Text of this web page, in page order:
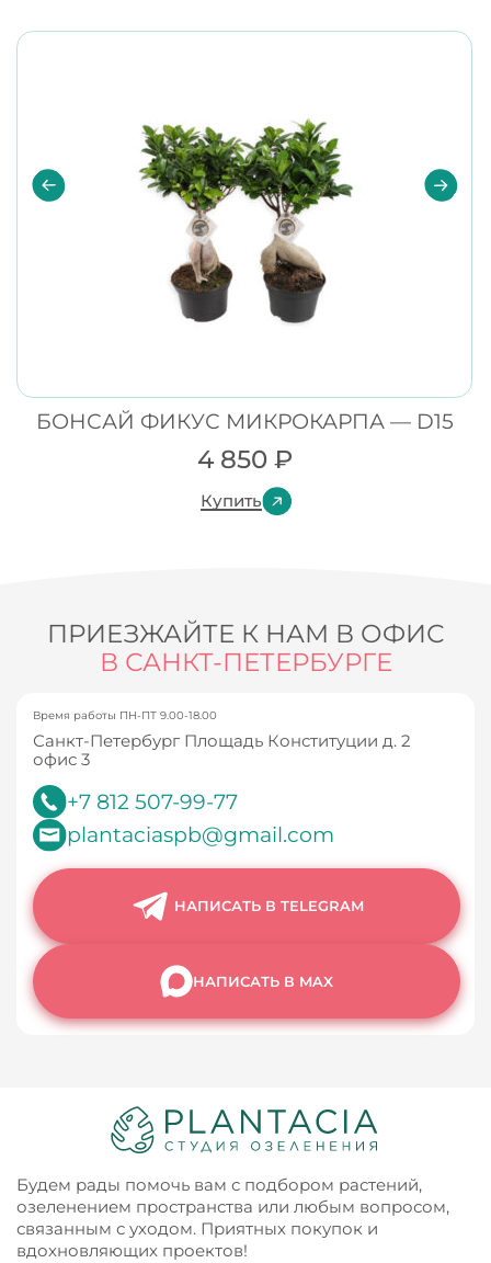
БОНСАЙ ФИКУС МИКРОКАРПА — D15
4 850 ₽
Купить
ПРИЕЗЖАЙТЕ К НАМ В ОФИС
В САНКТ-ПЕТЕРБУРГЕ
Время работы ПН-ПТ 9.00-18.00
Санкт-Петербург Площадь Конституции д. 2
офис 3
+7 812 507-99-77
plantaciaspb@gmail.com
НАПИСАТЬ В TELEGRAM
НАПИСАТЬ В MAX
Будем рады помочь вам с подбором растений,
озеленением пространства или любым вопросом,
связанным с уходом. Приятных покупок и
вдохновляющих проектов!